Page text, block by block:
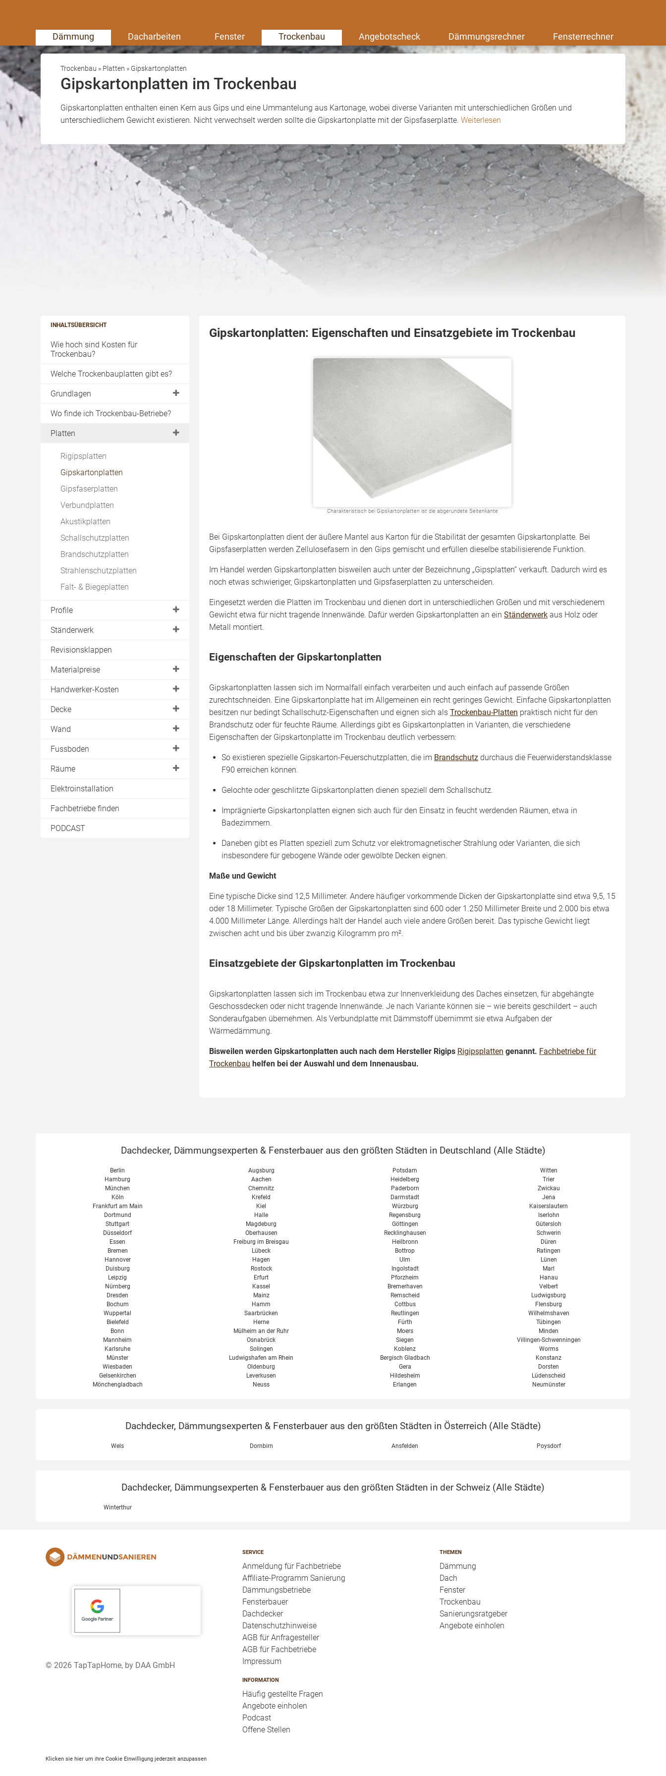
Dämmung Dacharbeiten Fenster Trockenbau Angebotscheck Dämmungsrechner Fensterrechner
Trockenbau » Platten » Gipskartonplatten
Gipskartonplatten im Trockenbau
Gipskartonplatten enthalten einen Kern aus Gips und eine Ummantelung aus Kartonage, wobei diverse Varianten mit unterschiedlichen Größen und
unterschiedlichem Gewicht existieren. Nicht verwechselt werden sollte die Gipskartonplatte mit der Gipsfaserplatte. Weiterlesen
INHALTSÜBERSICHT
Wie hoch sind Kosten für
Trockenbau?
Welche Trockenbauplatten gibt es?
Grundlagen
DIN-Normen
Akustik
Wo finde ich Trockenbau-Betriebe?
Platten
Rigipsplatten
Gipskartonplatten
Gipsfaserplatten
Verbundplatten
Akustikplatten
Schallschutzplatten
Brandschutzplatten
Strahlenschutzplatten
Falt- & Biegeplatten
Profile
C
CD
UA
UD
UW
Ständerwerk
Holzständerwerk
Revisionsklappen
Materialpreise
Gipskartonplatten
Trockenbauplatten
Handwerker-Kosten
Trockenbauwand
Trockenbaudecke
Decke
Deckenheizung
Akustikdecke
Wand
Metallständerwand
Wandheizung
Fussboden
Estrichelemente
Fussbodenheizung
Räume
Bad
Elektroinstallation
Fachbetriebe finden
PODCAST
Gipskartonplatten: Eigenschaften und Einsatzgebiete im Trockenbau
Charakteristisch bei Gipskartonplatten ist die abgerundete Seitenkante
Bei Gipskartonplatten dient der äußere Mantel aus Karton für die Stabilität der gesamten Gipskartonplatte. Bei
Gipsfaserplatten werden Zellulosefasern in den Gips gemischt und erfüllen dieselbe stabilisierende Funktion.
Im Handel werden Gipskartonplatten bisweilen auch unter der Bezeichnung „Gipsplatten“ verkauft. Dadurch wird es
noch etwas schwieriger, Gipskartonplatten und Gipsfaserplatten zu unterscheiden.
Eingesetzt werden die Platten im Trockenbau und dienen dort in unterschiedlichen Größen und mit verschiedenem
Gewicht etwa für nicht tragende Innenwände. Dafür werden Gipskartonplatten an ein Ständerwerk aus Holz oder
Metall montiert.
Eigenschaften der Gipskartonplatten
Gipskartonplatten lassen sich im Normalfall einfach verarbeiten und auch einfach auf passende Größen
zurechtschneiden. Eine Gipskartonplatte hat im Allgemeinen ein recht geringes Gewicht. Einfache Gipskartonplatten
besitzen nur bedingt Schallschutz-Eigenschaften und eignen sich als Trockenbau-Platten praktisch nicht für den
Brandschutz oder für feuchte Räume. Allerdings gibt es Gipskartonplatten in Varianten, die verschiedene
Eigenschaften der Gipskartonplatte im Trockenbau deutlich verbessern:
So existieren spezielle Gipskarton-Feuerschutzplatten, die im Brandschutz durchaus die Feuerwiderstandsklasse
F90 erreichen können.
Gelochte oder geschlitzte Gipskartonplatten dienen speziell dem Schallschutz.
Imprägnierte Gipskartonplatten eignen sich auch für den Einsatz in feucht werdenden Räumen, etwa in
Badezimmern.
Daneben gibt es Platten speziell zum Schutz vor elektromagnetischer Strahlung oder Varianten, die sich
insbesondere für gebogene Wände oder gewölbte Decken eignen.
Maße und Gewicht
Eine typische Dicke sind 12,5 Millimeter. Andere häufiger vorkommende Dicken der Gipskartonplatte sind etwa 9,5, 15
oder 18 Millimeter. Typische Größen der Gipskartonplatten sind 600 oder 1.250 Millimeter Breite und 2.000 bis etwa
4.000 Millimeter Länge. Allerdings hält der Handel auch viele andere Größen bereit. Das typische Gewicht liegt
zwischen acht und bis über zwanzig Kilogramm pro m².
Einsatzgebiete der Gipskartonplatten im Trockenbau
Gipskartonplatten lassen sich im Trockenbau etwa zur Innenverkleidung des Daches einsetzen, für abgehängte
Geschossdecken oder nicht tragende Innenwände. Je nach Variante können sie – wie bereits geschildert – auch
Sonderaufgaben übernehmen. Als Verbundplatte mit Dämmstoff übernimmt sie etwa Aufgaben der
Wärmedämmung.
Bisweilen werden Gipskartonplatten auch nach dem Hersteller Rigips Rigipsplatten genannt. Fachbetriebe für
Trockenbau helfen bei der Auswahl und dem Innenausbau.
Dachdecker, Dämmungsexperten & Fensterbauer aus den größten Städten in Deutschland (Alle Städte)
Berlin
Hamburg
München
Köln
Frankfurt am Main
Dortmund
Stuttgart
Düsseldorf
Essen
Bremen
Hannover
Duisburg
Leipzig
Nürnberg
Dresden
Bochum
Wuppertal
Bielefeld
Bonn
Mannheim
Karlsruhe
Münster
Wiesbaden
Gelsenkirchen
Mönchengladbach
Augsburg
Aachen
Chemnitz
Krefeld
Kiel
Halle
Magdeburg
Oberhausen
Freiburg im Breisgau
Lübeck
Hagen
Rostock
Erfurt
Kassel
Mainz
Hamm
Saarbrücken
Herne
Mülheim an der Ruhr
Osnabrück
Solingen
Ludwigshafen am Rhein
Oldenburg
Leverkusen
Neuss
Potsdam
Heidelberg
Paderborn
Darmstadt
Würzburg
Regensburg
Göttingen
Recklinghausen
Heilbronn
Bottrop
Ulm
Ingolstadt
Pforzheim
Bremerhaven
Remscheid
Cottbus
Reutlingen
Fürth
Moers
Siegen
Koblenz
Bergisch Gladbach
Gera
Hildesheim
Erlangen
Witten
Trier
Zwickau
Jena
Kaiserslautern
Iserlohn
Gütersloh
Schwerin
Düren
Ratingen
Lünen
Marl
Hanau
Velbert
Ludwigsburg
Flensburg
Wilhelmshaven
Tübingen
Minden
Villingen-Schwenningen
Worms
Konstanz
Dorsten
Lüdenscheid
Neumünster
Dachdecker, Dämmungsexperten & Fensterbauer aus den größten Städten in Österreich (Alle Städte)
Wels Dornbirn Ansfelden Poysdorf
Dachdecker, Dämmungsexperten & Fensterbauer aus den größten Städten in der Schweiz (Alle Städte)
Winterthur
© 2026 TapTapHome, by DAA GmbH
SERVICE
Anmeldung für Fachbetriebe
Affiliate-Programm Sanierung
Dämmungsbetriebe
Fensterbauer
Dachdecker
Datenschutzhinweise
AGB für Anfragesteller
AGB für Fachbetriebe
Impressum
INFORMATION
Häufig gestellte Fragen
Angebote einholen
Podcast
Offene Stellen
THEMEN
Dämmung
Dach
Fenster
Trockenbau
Sanierungsratgeber
Angebote einholen
Klicken sie hier um ihre Cookie Einwilligung jederzeit anzupassen